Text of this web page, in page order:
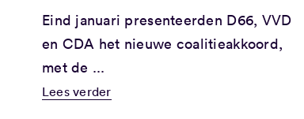
Eind januari presenteerden D66, VVD
en CDA het nieuwe coalitieakkoord,
met de ...
Lees verder